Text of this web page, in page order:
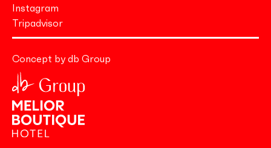
Instagram
Tripadvisor
Concept by db Group